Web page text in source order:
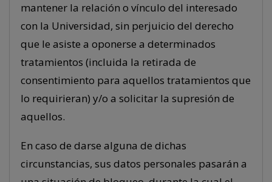
mantener la relación o vínculo del interesado
con la Universidad, sin perjuicio del derecho
que le asiste a oponerse a determinados
tratamientos (incluida la retirada de
consentimiento para aquellos tratamientos que
lo requirieran) y/o a solicitar la supresión de
aquellos.
En caso de darse alguna de dichas
circunstancias, sus datos personales pasarán a